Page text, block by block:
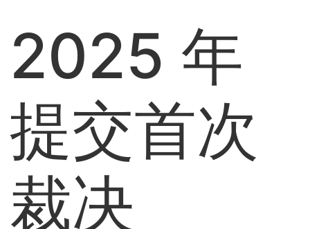
2025 年
提交首次
裁决